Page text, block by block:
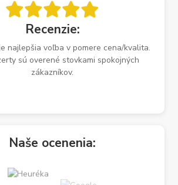
Recenzie:
najlepšia voľba v pomere cena/kvalita.
sú overené stovkami spokojných
zákazníkov.
Naše ocenenia: